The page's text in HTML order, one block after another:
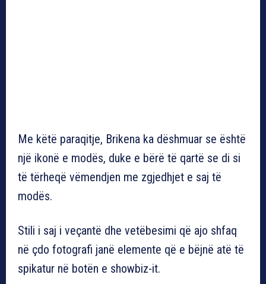
Me këtë paraqitje, Brikena ka dëshmuar se është
një ikonë e modës, duke e bërë të qartë se di si
të tërheqë vëmendjen me zgjedhjet e saj të
modës.
Stili i saj i veçantë dhe vetëbesimi që ajo shfaq
në çdo fotografi janë elemente që e bëjnë atë të
spikatur në botën e showbiz-it.